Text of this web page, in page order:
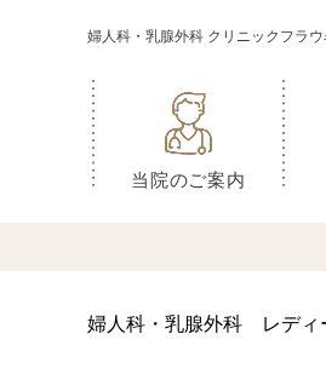
婦人科・乳腺外科 クリニックフラ
当院のご案内
婦人科・乳腺外科 レディ